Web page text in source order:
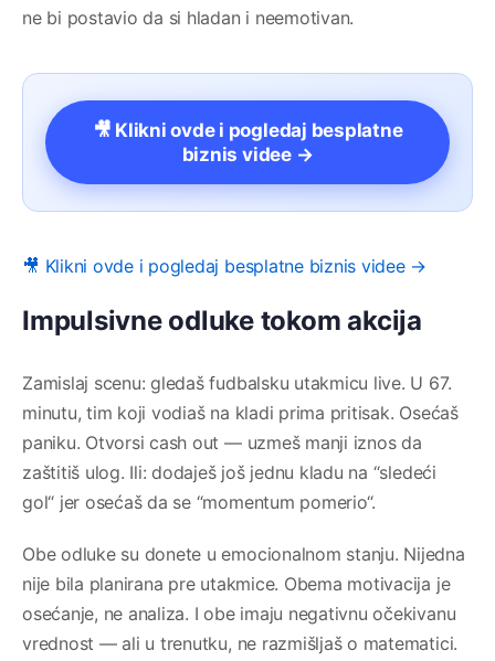
ne bi postavio da si hladan i neemotivan.
🎥 Klikni ovde i pogledaj besplatne
biznis videe →
🎥 Klikni ovde i pogledaj besplatne biznis videe →
Impulsivne odluke tokom akcija
Zamislaj scenu: gledaš fudbalsku utakmicu live. U 67.
minutu, tim koji vodiaš na kladi prima pritisak. Osećaš
paniku. Otvorsi cash out — uzmeš manji iznos da
zaštitiš ulog. Ili: dodaješ još jednu kladu na “sledeći
gol“ jer osećaš da se “momentum pomerio“.
Obe odluke su donete u emocionalnom stanju. Nijedna
nije bila planirana pre utakmice. Obema motivacija je
osećanje, ne analiza. I obe imaju negativnu očekivanu
vrednost — ali u trenutku, ne razmišljaš o matematici.